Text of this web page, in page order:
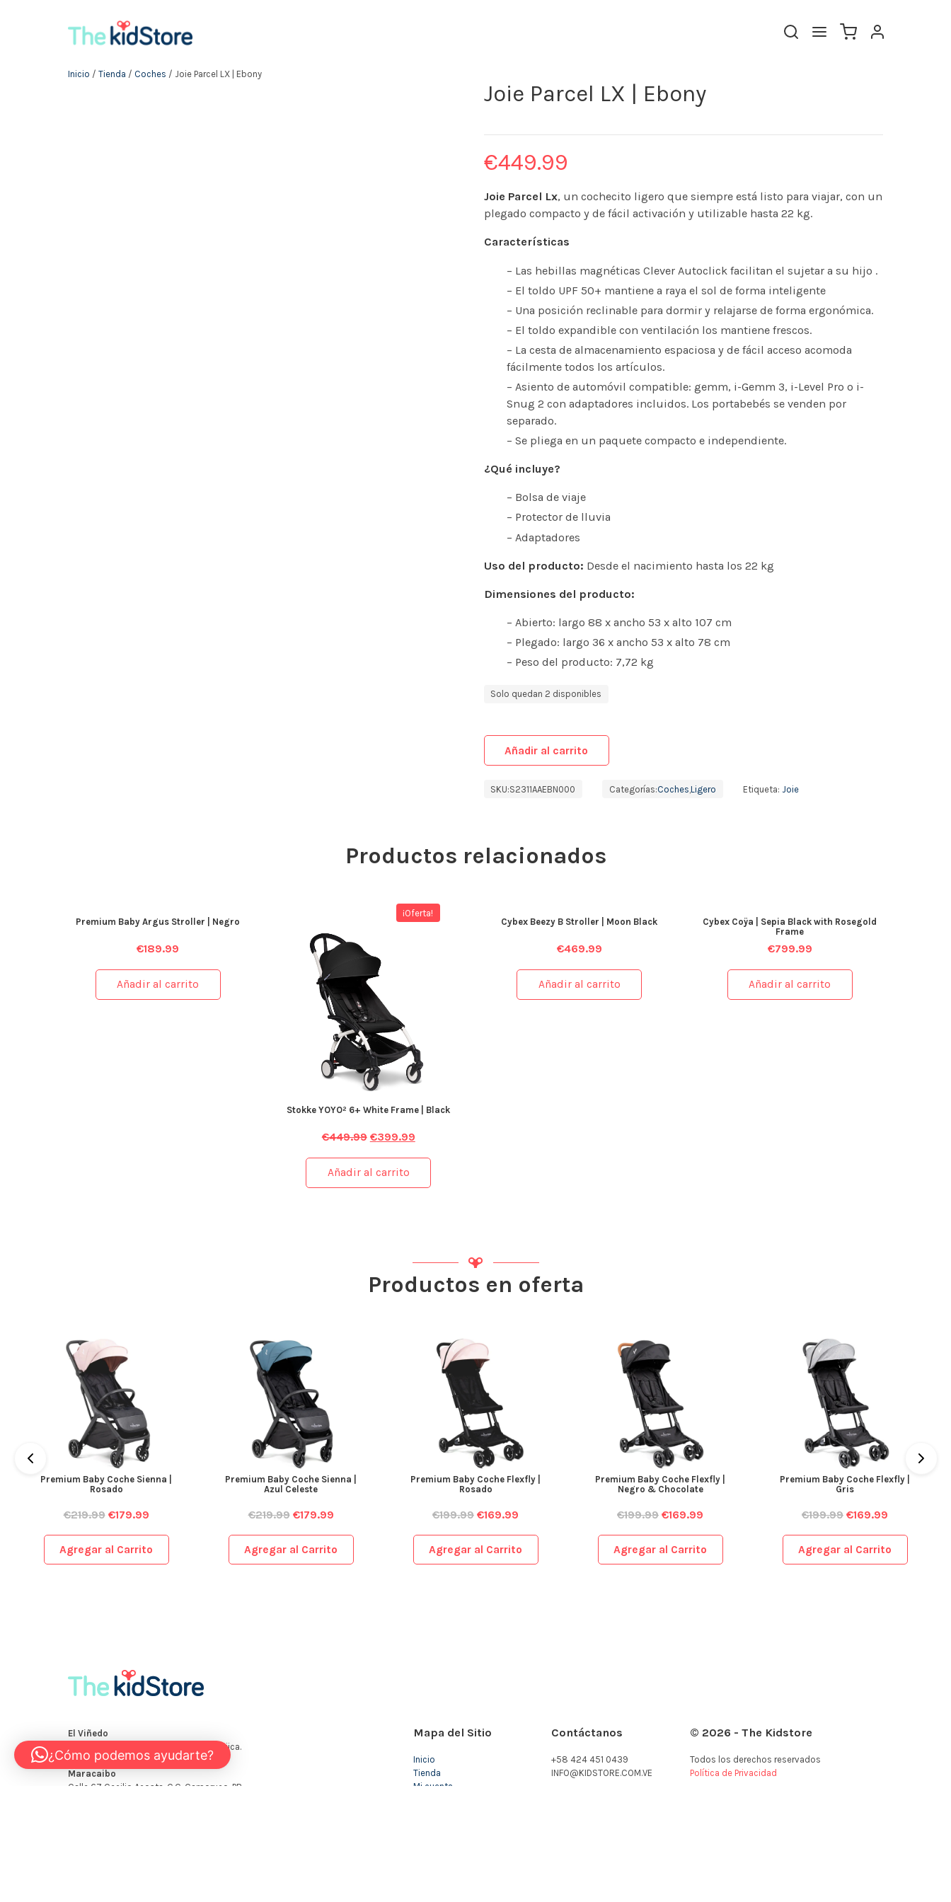
Inicio / Tienda / Coches / Joie Parcel LX | Ebony
Joie Parcel LX | Ebony
€449.99
Joie Parcel Lx, un cochecito ligero que siempre está listo para viajar, con un
plegado compacto y de fácil activación y utilizable hasta 22 kg.
Características
– Las hebillas magnéticas Clever Autoclick facilitan el sujetar a su hijo .
– El toldo UPF 50+ mantiene a raya el sol de forma inteligente
– Una posición reclinable para dormir y relajarse de forma ergonómica.
– El toldo expandible con ventilación los mantiene frescos.
– La cesta de almacenamiento espaciosa y de fácil acceso acomoda
fácilmente todos los artículos.
– Asiento de automóvil compatible: gemm, i-Gemm 3, i-Level Pro o i-
Snug 2 con adaptadores incluidos. Los portabebés se venden por
separado.
– Se pliega en un paquete compacto e independiente.
¿Qué incluye?
– Bolsa de viaje
– Protector de lluvia
– Adaptadores
Uso del producto: Desde el nacimiento hasta los 22 kg
Dimensiones del producto:
– Abierto: largo 88 x ancho 53 x alto 107 cm
– Plegado: largo 36 x ancho 53 x alto 78 cm
– Peso del producto: 7,72 kg
Solo quedan 2 disponibles
Añadir al carrito
SKU:S2311AAEBN000 Categorías:Coches Ligero Etiqueta: Joie
Productos relacionados
Premium Baby Argus Stroller | Negro
€189.99
Añadir al carrito
¡Oferta!
Stokke YOYO² 6+ White Frame | Black
€449.99 €399.99
Añadir al carrito
Cybex Beezy B Stroller | Moon Black
€469.99
Añadir al carrito
Cybex Coÿa | Sepia Black with Rosegold
Frame
€799.99
Añadir al carrito
Productos en oferta
Premium Baby Coche Sienna |
Rosado
€219.99 €179.99
Agregar al Carrito
Premium Baby Coche Sienna |
Azul Celeste
€219.99 €179.99
Agregar al Carrito
Premium Baby Coche Flexfly |
Rosado
€199.99 €169.99
Agregar al Carrito
Premium Baby Coche Flexfly |
Negro & Chocolate
€199.99 €169.99
Agregar al Carrito
Premium Baby Coche Flexfly |
Gris
€199.99 €169.99
Agregar al Carrito
Mapa del Sitio
Inicio
Tienda
Mi cuenta
Contáctanos
+58 424 451 0439
INFO@KIDSTORE.COM.VE
© 2026 - The Kidstore
Todos los derechos reservados
Política de Privacidad
¿Cómo podemos ayudarte?